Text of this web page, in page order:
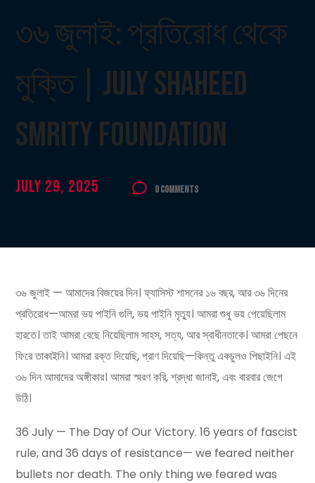
৩৬ জুলাই: প্রতিরোধ থেকে
মুক্তি | July Shaheed
Smrity Foundation
July 29, 2025 0 Comments
৩৬ জুলাই — আমাদের বিজয়ের দিন। ফ্যাসিস্ট শাসনের ১৬ বছর, আর ৩৬ দিনের
প্রতিরোধ—আমরা ভয় পাইনি গুলি, ভয় পাইনি মৃত্যু। আমরা শুধু ভয় পেয়েছিলাম
হারতে। তাই আমরা বেছে নিয়েছিলাম সাহস, সত্য, আর স্বাধীনতাকে। আমরা পেছনে
ফিরে তাকাইনি। আমরা রক্ত দিয়েছি, প্রাণ দিয়েছি—কিন্তু একচুলও পিছাইনি। এই
৩৬ দিন আমাদের অঙ্গীকার। আমরা স্মরণ করি, শ্রদ্ধা জানাই, এবং বারবার জেগে
উঠি।
36 July — The Day of Our Victory. 16 years of fascist
rule, and 36 days of resistance— we feared neither
bullets nor death. The only thing we feared was